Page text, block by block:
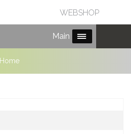
WEBSHOP
Main Menu
Home